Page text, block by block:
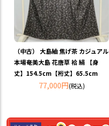
（中古） 大島紬 焦げ茶 カジュアル
本場奄美大島 花唐草 袷 絹 【身
丈】154.5cm【裄丈】65.5cm
77,000円(税込)